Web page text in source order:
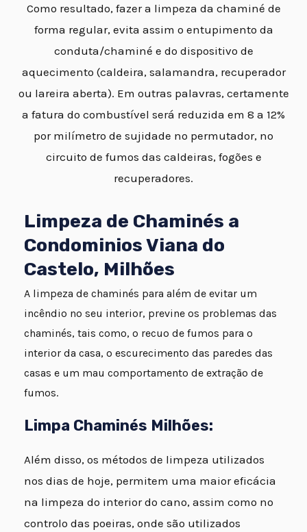
Como resultado, fazer a limpeza da chaminé de
forma regular, evita assim o entupimento da
conduta/chaminé e do dispositivo de
aquecimento (caldeira, salamandra, recuperador
ou lareira aberta). Em outras palavras, certamente
a fatura do combustível será reduzida em 8 a 12%
por milímetro de sujidade no permutador, no
circuito de fumos das caldeiras, fogões e
recuperadores.
Limpeza de Chaminés a
Condominios Viana do
Castelo, Milhões
A limpeza de chaminés para além de evitar um
incêndio no seu interior, previne os problemas das
chaminés, tais como, o recuo de fumos para o
interior da casa, o escurecimento das paredes das
casas e um mau comportamento de extração de
fumos.
Limpa Chaminés Milhões:
Além disso, os métodos de limpeza utilizados
nos dias de hoje, permitem uma maior eficácia
na limpeza do interior do cano, assim como no
controlo das poeiras, onde são utilizados